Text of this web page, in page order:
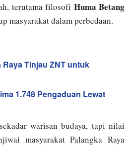
terutama filosofi Huma Betang
masyarakat dalam perbedaan.
Tinjau ZNT untuk
1.748 Pengaduan Lewat
warisan budaya, tapi nilai
masyarakat Palangka Raya